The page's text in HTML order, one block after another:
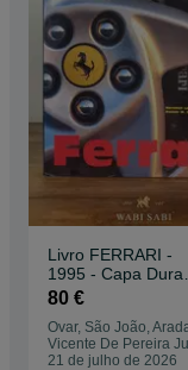
Livro FERRARI -
1995 - Capa Dura
Primeira Edição
80 €
Ovar, São João,
Vicente De Pereira
21 de julho de 2026